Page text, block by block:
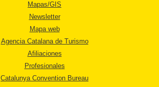
Mapas/GIS
Newsletter
Mapa web
Agencia Catalana de Turismo
Afiliaciones
Profesionales
Catalunya Convention Bureau